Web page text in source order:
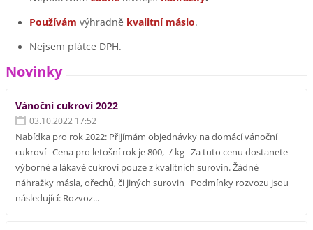
Používámvýhradně kvalitní máslo.
Nejsem plátce DPH.
Novinky
Vánoční cukroví 2022
03.10.2022 17:52
Nabídka pro rok 2022: Přijímám objednávky na domácí vánoční
cukroví Cena pro letošní rok je 800,- / kg Za tuto cenu dostanete
výborné a lákavé cukroví pouze z kvalitních surovin. Žádné
náhražky másla, ořechů, či jiných surovin Podmínky rozvozu jsou
následující: Rozvoz...